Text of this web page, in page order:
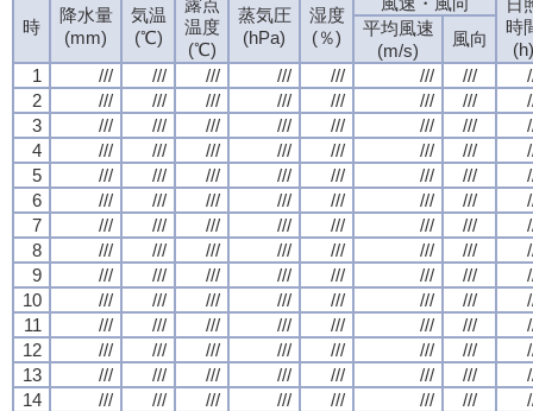
時
降水量
(mm)
気温
(℃)
温度
(℃)
蒸気圧
(hPa)
湿度
(％)
時
(h)
平均風速
(m/s)
風向
1
/// /// /// /// /// /// ///
2
/// /// /// /// /// /// ///
3
/// /// /// /// /// /// ///
4
/// /// /// /// /// /// ///
5
/// /// /// /// /// /// ///
6
/// /// /// /// /// /// ///
7
/// /// /// /// /// /// ///
8
/// /// /// /// /// /// ///
9
/// /// /// /// /// /// ///
10
/// /// /// /// /// /// ///
11
/// /// /// /// /// /// ///
12
/// /// /// /// /// /// ///
13
/// /// /// /// /// /// ///
14
/// /// /// /// /// /// ///